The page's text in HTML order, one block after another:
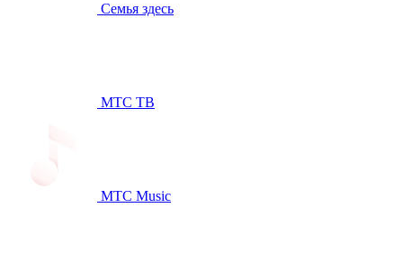
Семья здесь
МТС ТВ
МТС Music